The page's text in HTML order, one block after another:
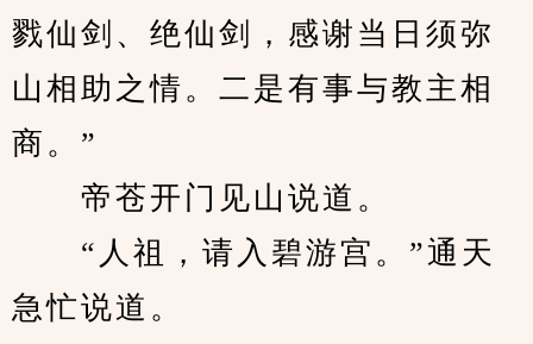
戮仙剑、绝仙剑，感谢当日须弥
山相助之情。二是有事与教主相
商。”
帝苍开门见山说道。
“人祖，请入碧游宫。”通天
急忙说道。